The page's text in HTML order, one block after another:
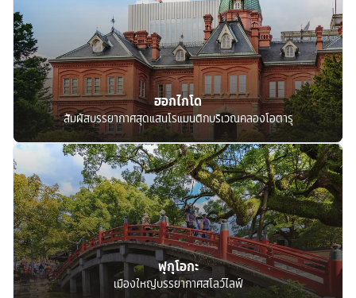
ฮอกไกโด
สัมผัสบรรยากาศสุดแสนโรแมนติกบริเวณคลองโอตารุ
ฟุกุโอกะ
เมืองใหญ่บรรยากาศสโลว์ไลฟ์